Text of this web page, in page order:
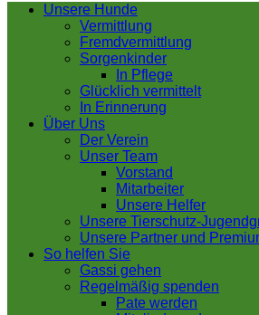
Unsere Hunde
Vermittlung
Fremdvermittlung
Sorgenkinder
In Pflege
Glücklich vermittelt
In Erinnerung
Über Uns
Der Verein
Unser Team
Vorstand
Mitarbeiter
Unsere Helfer
Unsere Tierschutz-
Unsere Partner und
So helfen Sie
Gassi gehen
Regelmäßig spenden
Pate werden